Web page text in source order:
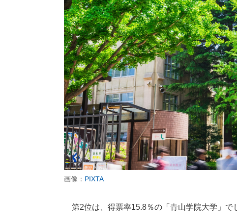
画像： PIXTA
第2位は、得票率15.8％の「青山学院大学」で